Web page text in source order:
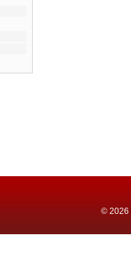
© 2026